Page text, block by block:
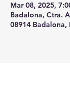
Mar 08, 2025,
Badalona, Ctra.
08914 Badalona,